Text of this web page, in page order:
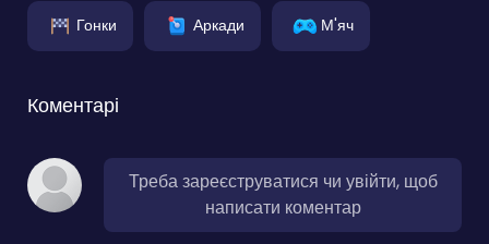
Гонки Аркади М'яч
Коментарі
Треба зареєструватися чи увійти, щоб
написати коментар